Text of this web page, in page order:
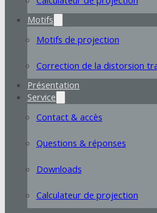
Motifs
Motifs de projection
Correction de la distorsion
Présentation
Service
Contact & accès
Questions & réponses
Downloads
Calculateur de projection